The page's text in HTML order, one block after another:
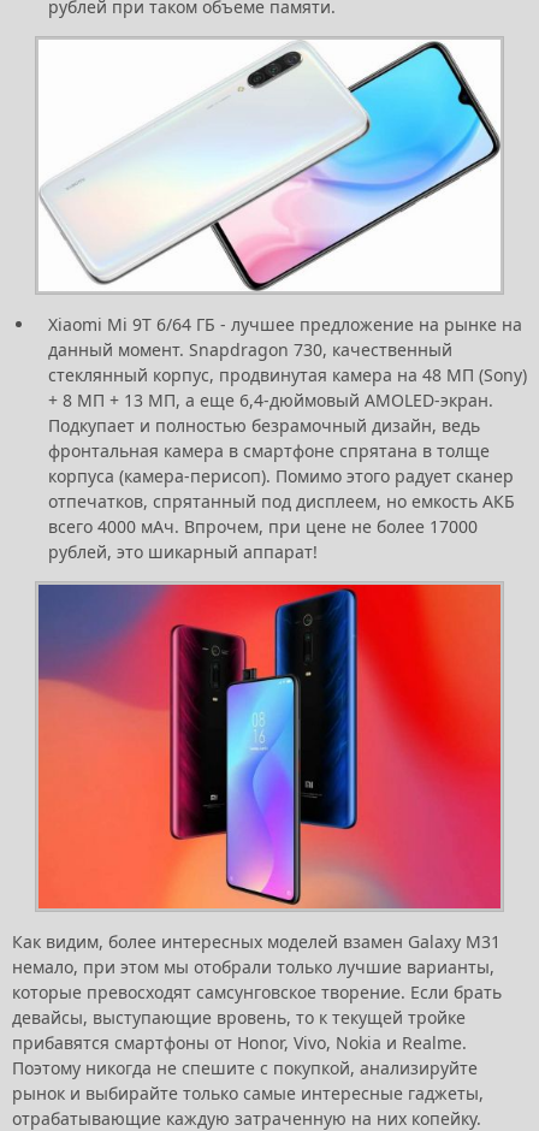
рублей при таком объеме памяти.
Xiaomi Mi 9T 6/64 ГБ - лучшее предложение на рынке на
данный момент. Snapdragon 730, качественный
стеклянный корпус, продвинутая камера на 48 МП (Sony)
+ 8 МП + 13 МП, а еще 6,4-дюймовый AMOLED-экран.
Подкупает и полностью безрамочный дизайн, ведь
фронтальная камера в смартфоне спрятана в толще
корпуса (камера-перисоп). Помимо этого радует сканер
отпечатков, спрятанный под дисплеем, но емкость АКБ
всего 4000 мАч. Впрочем, при цене не более 17000
рублей, это шикарный аппарат!
Как видим, более интересных моделей взамен Galaxy M31
немало, при этом мы отобрали только лучшие варианты,
которые превосходят самсунговское творение. Если брать
девайсы, выступающие вровень, то к текущей тройке
прибавятся смартфоны от Honor, Vivo, Nokia и Realme.
Поэтому никогда не спешите с покупкой, анализируйте
рынок и выбирайте только самые интересные гаджеты,
отрабатывающие каждую затраченную на них копейку.